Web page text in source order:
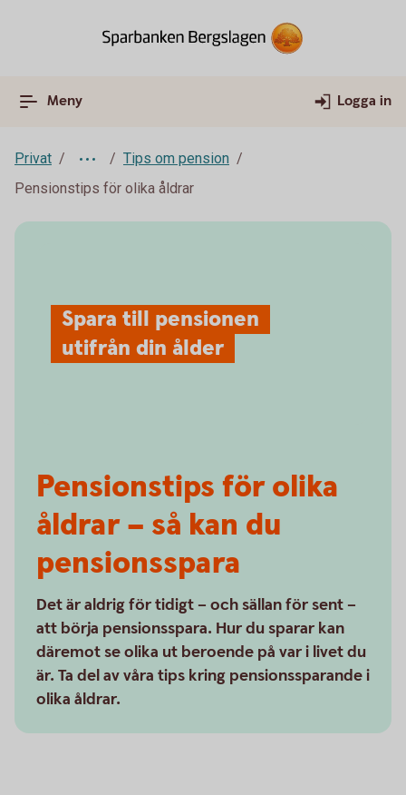
Meny Logga in
Privat
Tips om pension
Pensionstips för olika åldrar
Pensionstips för olika
åldrar – så kan du
pensionsspara
Det är aldrig för tidigt – och sällan för sent –
att börja pensionsspara. Hur du sparar kan
däremot se olika ut beroende på var i livet du
är. Ta del av våra tips kring pensionssparande i
olika åldrar.
Spara till pensionen
utifrån din ålder